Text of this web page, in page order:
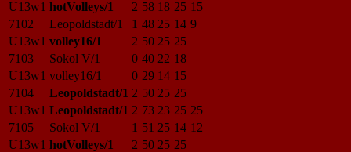
U13w1 hotVolleys/1 2 58 18 25 15
7102
Leopoldstadt/1 1 48 25 14 9
U13w1 volley16/1 2 50 25 25
7103
Sokol V/1 0 40 22 18
U13w1 volley16/1 0 29 14 15
7104
Leopoldstadt/1 2 50 25 25
U13w1 Leopoldstadt/1 2 73 23 25 25
7105
Sokol V/1 1 51 25 14 12
U13w1 hotVolleys/1 2 50 25 25